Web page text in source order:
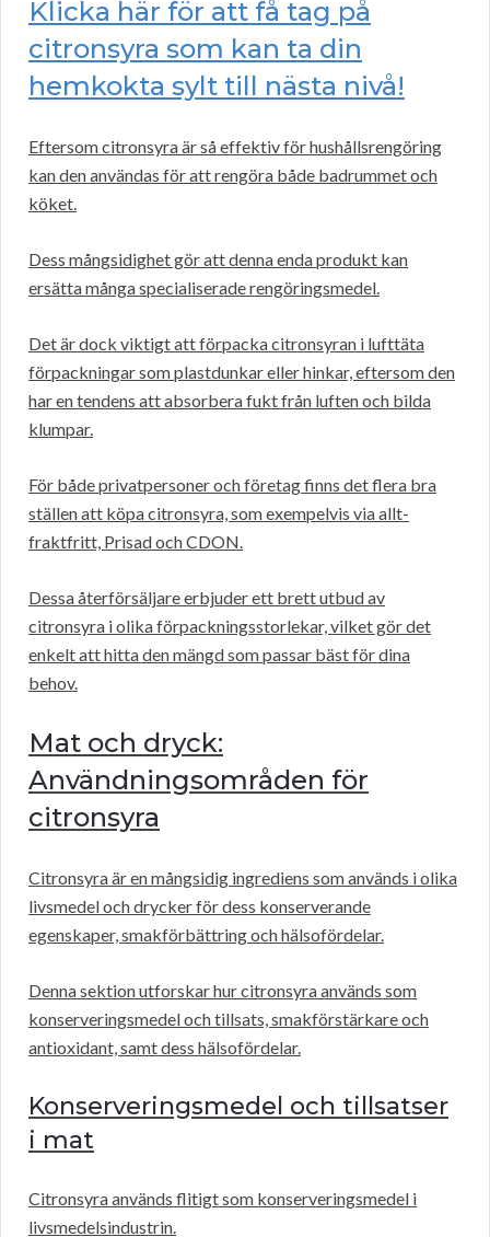
Klicka här för att få tag på
citronsyra som kan ta din
hemkokta sylt till nästa nivå!
Eftersom citronsyra är så effektiv för hushållsrengöring
kan den användas för att rengöra både badrummet och
köket.
Dess mångsidighet gör att denna enda produkt kan
ersätta många specialiserade rengöringsmedel.
Det är dock viktigt att förpacka citronsyran i lufttäta
förpackningar som plastdunkar eller hinkar, eftersom den
har en tendens att absorbera fukt från luften och bilda
klumpar.
För både privatpersoner och företag finns det flera bra
ställen att köpa citronsyra, som exempelvis via allt-
fraktfritt, Prisad och CDON.
Dessa återförsäljare erbjuder ett brett utbud av
citronsyra i olika förpackningsstorlekar, vilket gör det
enkelt att hitta den mängd som passar bäst för dina
behov.
Mat och dryck:
Användningsområden för
citronsyra
Citronsyra är en mångsidig ingrediens som används i olika
livsmedel och drycker för dess konserverande
egenskaper, smakförbättring och hälsofördelar.
Denna sektion utforskar hur citronsyra används som
konserveringsmedel och tillsats, smakförstärkare och
antioxidant, samt dess hälsofördelar.
Konserveringsmedel och tillsatser
i mat
Citronsyra används flitigt som konserveringsmedel i
livsmedelsindustrin.